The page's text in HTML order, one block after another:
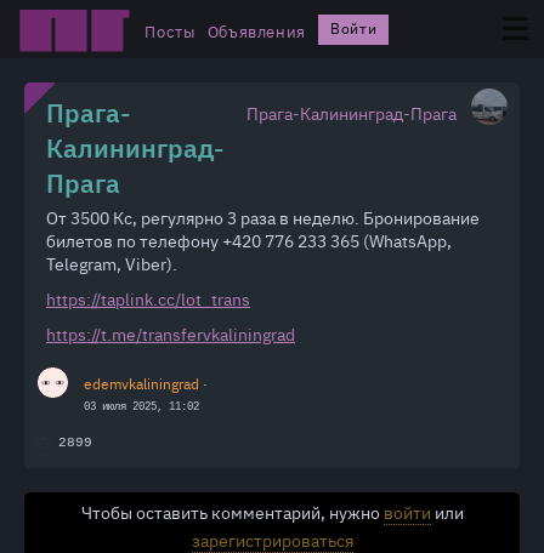
Посты Объявления Войти
Прага-Калининград-Прага
Прага-
Калининград-
Прага
От 3500 Кс, регулярно 3 раза в неделю. Бронирование
билетов по телефону +420 776 233 365 (WhatsApp,
Telegram, Viber).
https://taplink.cc/lot_trans
https://t.me/transfervkaliningrad
edemvkaliningrad ·
03 июля 2025, 11:02
2899
Чтобы оставить комментарий, нужно войти или
зарегистрироваться